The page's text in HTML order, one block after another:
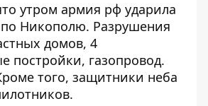
утром армия рф ударила
Никополю. Разрушения
домов, 4
постройки, газопровод.
того, защитники неба